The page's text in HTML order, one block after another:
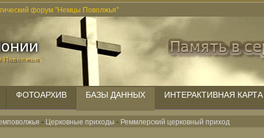
форум "Немцы Поволжья"
ФОТОАРХИВ БАЗЫ ДАННЫХ ИНТЕРАКТИВНАЯ КАРТА
- Церковные приходы - Реммлерский церковный приход